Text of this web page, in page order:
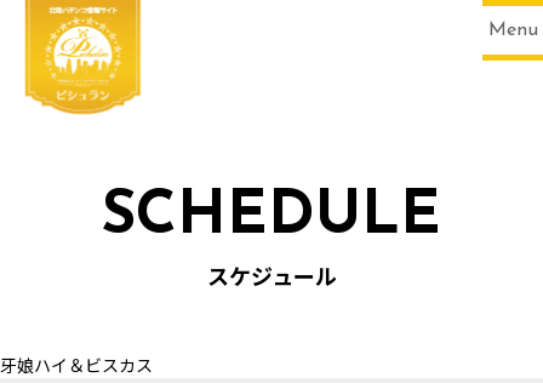
Menu
SCHEDULE
スケジュール
牙娘ハイ＆ビスカス